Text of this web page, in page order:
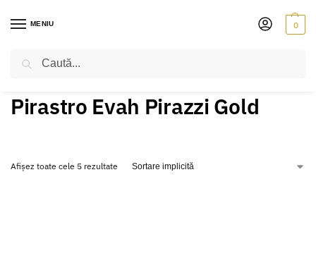
MENIU 0
Pirastro Evah Pirazzi Gold
Afișez toate cele 5 rezultate